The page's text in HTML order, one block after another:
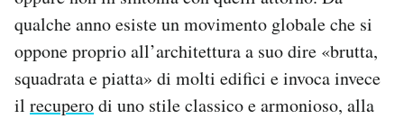
Regala il Post
Hai bisogno di aiuto?
Esci
qualche anno esiste un movimento globale che si
oppone proprio all’architettura a suo dire «brutta,
squadrata e piatta» di molti edifici e invoca invece
il recuperodi uno stile classico e armonioso, alla